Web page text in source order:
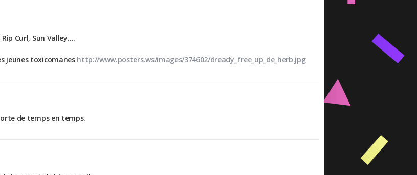
Curl, Sun Valley….
jeunes toxicomanes http://www.posters.ws/images/374602/dready_free_up_de_herb.jpg
de temps en temps.